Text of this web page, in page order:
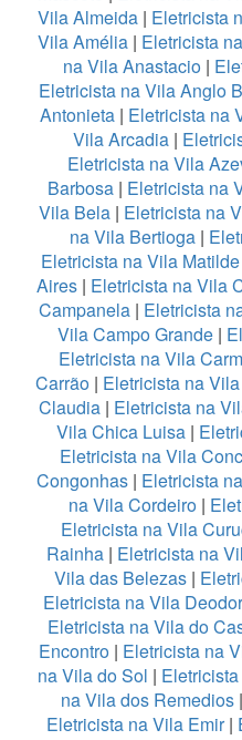
Vila Almeida | Eletricista
Vila Amélia | Eletricista
na Vila Anastacio |
Eletricista na Vila Anglo
Antonieta | Eletricista na
Vila Arcadia |
Eletricista na Vila
Barbosa | Eletricista na
Vila Bela | Eletricista na
na Vila Bertioga|
Eletricista na Vila Matilde
Aires | Eletricista na Vila
Campanela | Eletricista
Vila Campo Grande|
Eletricista na Vila
Carrão| Eletricista na
Claudia| Eletricista na
Vila Chica Luisa |
Eletricista na Vila
Congonhas | Eletricista
na Vila Cordeiro|
Eletricista na Vila
Rainha | Eletricista na
Vila das Belezas |
Eletricista na Vila
Eletricista na Vila do
Encontro| Eletricista na
na Vila do Sol |
na Vila dos Remedios |
Eletricista na Vila Emir|